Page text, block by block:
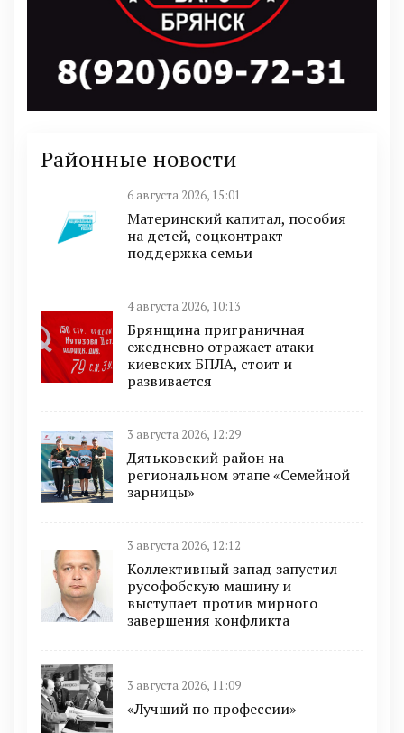
Районные новости
6 августа 2026, 15:01
Материнский капитал, пособия
на детей, соцконтракт —
поддержка семьи
4 августа 2026, 10:13
Брянщина приграничная
ежедневно отражает атаки
киевских БПЛА, стоит и
развивается
3 августа 2026, 12:29
Дятьковский район на
региональном этапе «Семейной
зарницы»
3 августа 2026, 12:12
Коллективный запад запустил
русофобскую машину и
выступает против мирного
завершения конфликта
3 августа 2026, 11:09
«Лучший по профессии»